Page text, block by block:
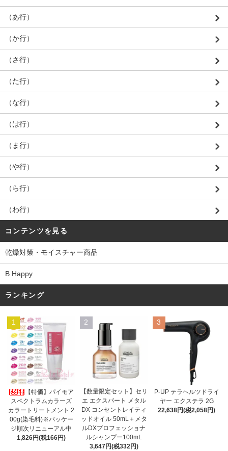
（あ行）
（か行）
（さ行）
（た行）
（な行）
（は行）
（ま行）
（や行）
（ら行）
（わ行）
コンテンツを見る
乾燥対策・モイスチャー商品
B Happy
ランキング
1
【特価】パイモア
スペクトラムカラーズ
カラートリートメント 2
00g(染毛料)※パッケー
ジ順次リニューアル中
1,826円(税166円)
2
【数量限定セット】セリ
エ エクスパート メタル
DX コンセントレイティ
ッドオイル 50mL＋メタ
ルDXプロフェッショナ
ルシャンプー100mL
3,647円(税332円)
3
P-UP テラヘルツドライ
ヤー エクステラ 2G
22,638円(税2,058円)